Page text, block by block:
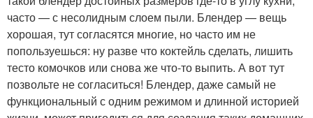
часто — с несолидным слоем пыли. Блендер — вещь
хорошая, тут согласятся многие, но часто им не
попользуешься: ну разве что коктейль сделать, лишить
тесто комочков или снова же что-то выпить. А вот тут
позвольте не согласиться! Блендер, даже самый не
функциональный с одним режимом и длинной историей